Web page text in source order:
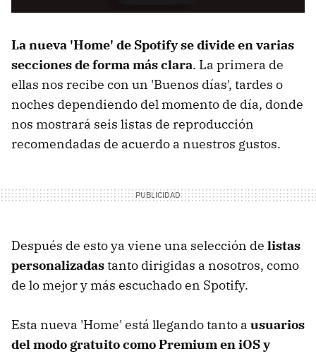
La nueva 'Home' de Spotify se divide en varias
secciones de forma más clara. La primera de
ellas nos recibe con un 'Buenos días', tardes o
noches dependiendo del momento de día, donde
nos mostrará seis listas de reproducción
recomendadas de acuerdo a nuestros gustos.
Después de esto ya viene una selección de listas
personalizadastanto dirigidas a nosotros, como
de lo mejor y más escuchado en Spotify.
Esta nueva 'Home' está llegando tanto a usuarios
del modo gratuito como Premium en iOS y